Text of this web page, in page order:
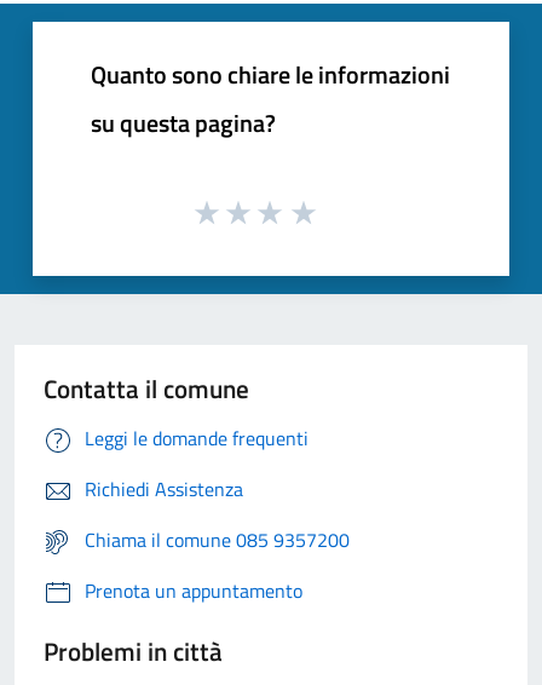
Quanto sono chiare le informazioni
su questa pagina?
Contatta il comune
Leggi le domande frequenti
Richiedi Assistenza
Chiama il comune 085 9357200
Prenota un appuntamento
Problemi in città